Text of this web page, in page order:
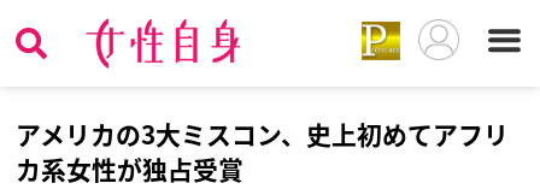
アメリカの3大ミスコン、史上初めてアフリ
カ系女性が独占受賞